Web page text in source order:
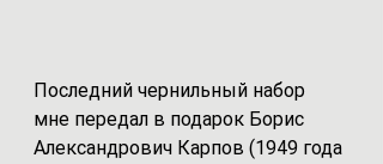
Последний чернильный набор
мне передал в подарок Борис
Александрович Карпов (1949 года